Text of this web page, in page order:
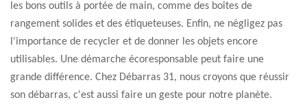
les bons outils à portée de main, comme des boîtes de
rangement solides et des étiqueteuses. Enfin, ne négligez pas
l'importance de recycler et de donner les objets encore
utilisables. Une démarche écoresponsable peut faire une
grande différence. Chez Débarras 31, nous croyons que réussir
son débarras, c'est aussi faire un geste pour notre planète.